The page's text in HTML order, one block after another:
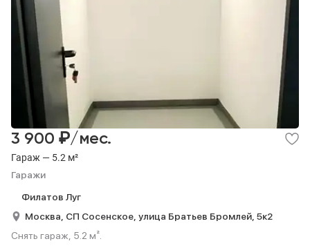
Гараж — 5.2 м²
Гаражи
3 900 ₽/мес.
Филатов Луг
Москва, СП Сосенское, улица Братьев Бромлей, 5к2
Снять гараж, 5.2 м².